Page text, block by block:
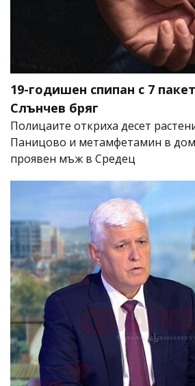
19-годишен спипан с 7
Слънчев бряг
Полицаите откриха десет
Паницово и метамфетамин в
проявен мъж в Средец